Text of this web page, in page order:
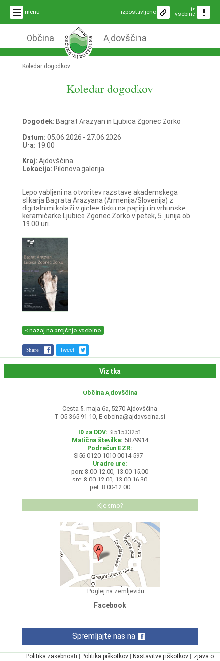
menu iz
vsebine
izpostavljeno
Občina Ajdovščina
Koledar dogodkov
Koledar dogodkov
Dogodek: Bagrat Arazyan in Ljubica Zgonec Zorko
Datum: 05.06.2026 - 27.06.2026
Ura: 19:00
Kraj: Ajdovščina
Lokacija: Pilonova galerija
Lepo vabljeni na otvoritev razstave akademskega
slikarja Bagrata Arazyana (Armenija/Slovenija) z
digitalnimi kolaži v giclee tisku na papirju in vrhunske
keramičarke Ljubice Zgonec Zorko v petek, 5. junija ob
19.00 uri.
< nazaj na prejšnjo vsebino
Share Tweet
Vizitka
Občina Ajdovščina
Cesta 5. maja 6a, 5270 Ajdovščina
T 05 365 91 10, E obcina@ajdovscina.si
ID za DDV: SI51533251
Matična številka: 5879914
Podračun EZR:
SI56 0120 1010 0014 597
Uradne ure:
pon: 8.00-12.00, 13.00-15.00
sre: 8.00-12.00, 13.00-16.30
pet: 8.00-12.00
Kje smo?
Poglej na zemljevidu
Facebook
Spremljajte nas na
Politika zasebnosti Politika piškotkov| Nastavitve piškotkov|
Izjava o